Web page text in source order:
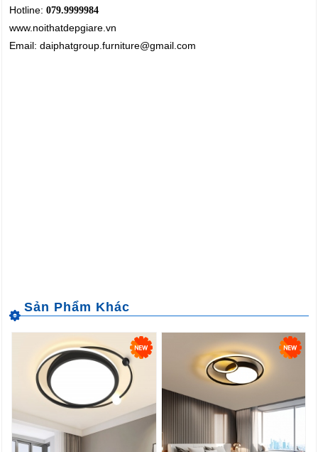
Hotline:079.9999984
www.noithatdepgiare.vn
Email: daiphatgroup.furniture@gmail.com